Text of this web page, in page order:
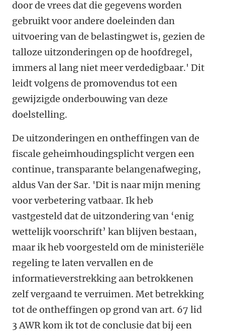
door de vrees dat die gegevens worden
gebruikt voor andere doeleinden dan
uitvoering van de belastingwet is, gezien de
talloze uitzonderingen op de hoofdregel,
immers al lang niet meer verdedigbaar.' Dit
leidt volgens de promovendus tot een
gewijzigde onderbouwing van deze
doelstelling.
De uitzonderingen en ontheffingen van de
fiscale geheimhoudingsplicht vergen een
continue, transparante belangenafweging,
aldus Van der Sar. 'Dit is naar mijn mening
voor verbetering vatbaar. Ik heb
vastgesteld dat de uitzondering van ‘enig
wettelijk voorschrift’ kan blijven bestaan,
maar ik heb voorgesteld om de ministeriële
regeling te laten vervallen en de
informatieverstrekking aan betrokkenen
zelf vergaand te verruimen. Met betrekking
tot de ontheffingen op grond van art. 67 lid
3 AWR kom ik tot de conclusie dat bij een